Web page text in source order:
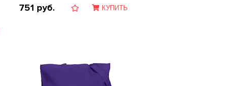
751 руб. КУПИТЬ